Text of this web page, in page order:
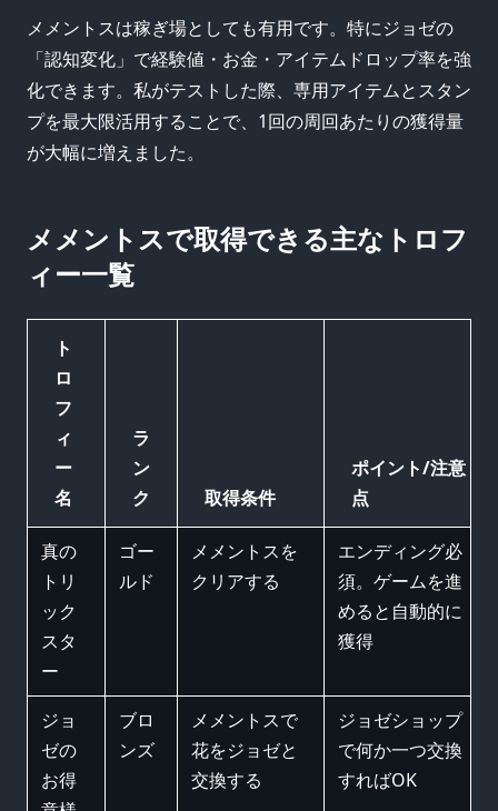
メメントスは稼ぎ場としても有用です。特にジョゼの
「認知変化」で経験値・お金・アイテムドロップ率を強
化できます。私がテストした際、専用アイテムとスタン
プを最大限活用することで、1回の周回あたりの獲得量
が大幅に増えました。
メメントスで取得できる主なトロフ
ィー一覧
ト
ロ
フ
ィ
ー
名
ラ
ン
ク
取得条件
ポイント/注意
点
真の
トリ
ック
スタ
ー
ゴー
ルド
メメントスを
クリアする
エンディング必
須。ゲームを進
めると自動的に
獲得
ジョ
ゼの
お得
ブロ
ンズ
メメントスで
花をジョゼと
交換する
ジョゼショップ
で何か一つ交換
すればOK